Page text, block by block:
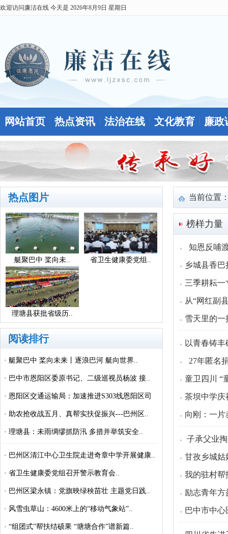
欢迎访问廉洁在线 今天是 2026年8月9日 星期日
网站首页 热点资讯 法治在线 文化教育 廉政
热点图片
艇聚巴中 桨向未.. 省卫生健康委党组..
理塘县获批省级历..
阅读排行
艇聚巴中 桨向未来丨逐浪巴河 艇向世界..
巴中市恩阳区委原书记、二级巡视员杨波 接..
恩阳区交通运输局：加速推进S303线恩阳区司
城..
助农抢收战五月、真帮实扶促振兴---巴州区..
理塘县：未雨绸缪抓防汛 多措并举筑安全..
巴州区清江中心卫生院走进奇章中学开展健康..
省卫生健康委党组召开警示教育会..
巴州区梁永镇：党旗映绿秧苗壮 主题党日践..
风雪虫草山：4600米上的“移动气象站”..
“组团式”帮扶结硕果 “塘塘合作”谱新篇..
当前位置
榜样力量
知恩反哺
乡城县香
三季耕耘一
从“网红副
雪天里的
以青春铸
27年匿名
童卫四川 “
茶坝中学庆
向刚：一片
子承父业
甘孜乡城
我的驻村帮
励志青年
巴中市中